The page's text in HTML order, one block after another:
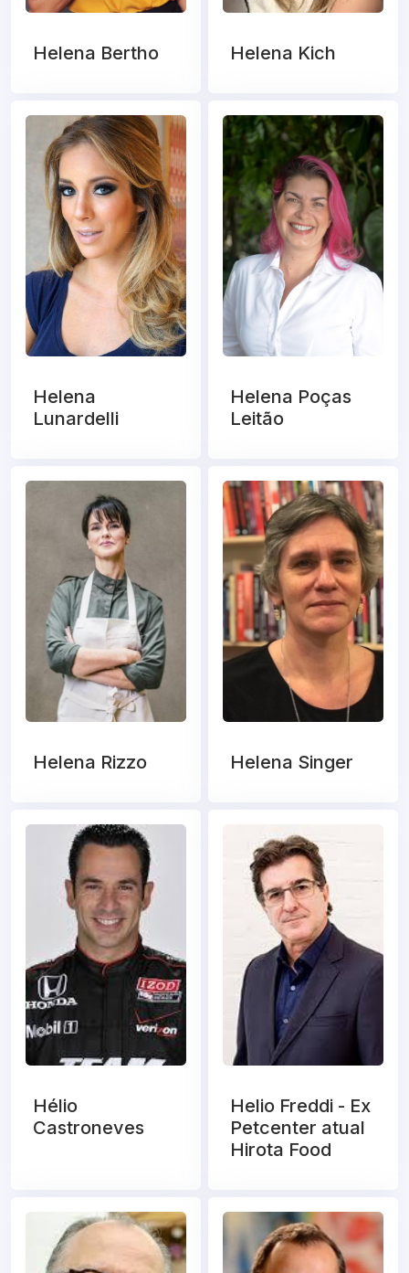
Helena Bertho Helena Kich
Helena
Lunardelli
Helena Poças
Leitão
Helena Rizzo Helena Singer
Hélio
Castroneves
Helio Freddi - Ex
Petcenter atual
Hirota Food